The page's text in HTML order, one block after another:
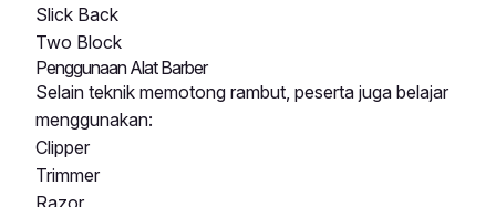
Slick Back
Two Block
Penggunaan Alat Barber
Selain teknik memotong rambut, peserta juga belajar
menggunakan:
Clipper
Trimmer